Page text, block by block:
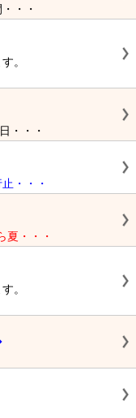
・・
。
・・・
・・・
夏・・・
。